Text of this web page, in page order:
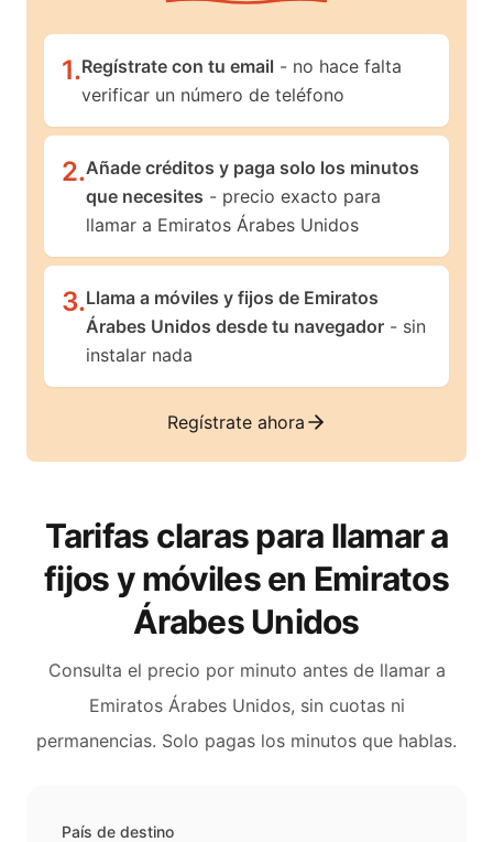
1.Regístrate con tu email - no hace falta
verificar un número de teléfono
2.Añade créditos y paga solo los minutos
que necesites - precio exacto para
llamar a Emiratos Árabes Unidos
3.Llama a móviles y fijos de Emiratos
Árabes Unidos desde tu navegador - sin
instalar nada
Regístrate ahora
Tarifas claras para llamar a
fijos y móviles en Emiratos
Árabes Unidos
Consulta el precio por minuto antes de llamar a
Emiratos Árabes Unidos, sin cuotas ni
permanencias. Solo pagas los minutos que hablas.
País de destino